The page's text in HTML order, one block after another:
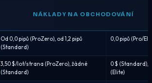
NÁKLADY NA OBCHODOVÁNÍ
Od 0,0 pipů (ProZero), od 1,2 pipů
(Standard)
0,0 pipů (Pro/
3,50 $/lot/strana (ProZero), žádné
(Standard)
0 $ (Standard),
(Elite)